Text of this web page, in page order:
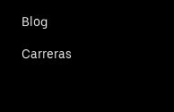
Blog
Carreras